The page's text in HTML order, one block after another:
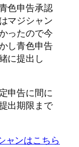
色申告承認
マジシャン
ったので今
し青色申告
に提出し
申告に間に
出期限まで
ャンはこちら